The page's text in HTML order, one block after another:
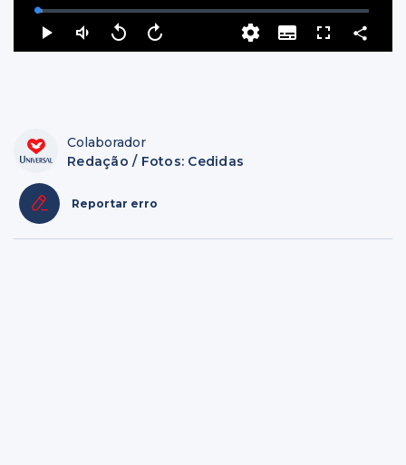
Colaborador
Redação / Fotos: Cedidas
Reportar erro